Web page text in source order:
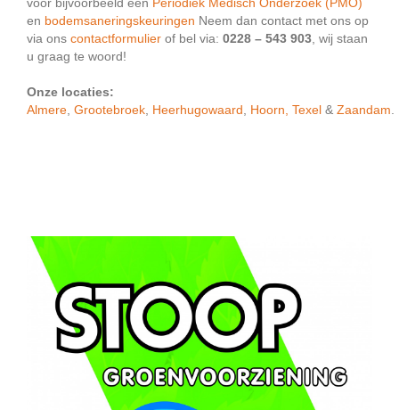
en bodemsaneringskeuringen Neem dan contact met ons op
via ons contactformulier of bel via: 0228 – 543 903 , wij staan
u graag te woord!
Onze locaties:
Almere Grootebroek Heerhugowaard Hoorn, Texel & Zaandam